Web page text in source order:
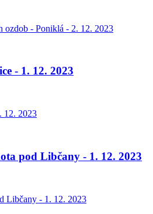
ozdob - Poniklá - 2. 12. 2023
- 1. 12. 2023
12. 2023
pod Libčany - 1. 12. 2023
Libčany - 1. 12. 2023